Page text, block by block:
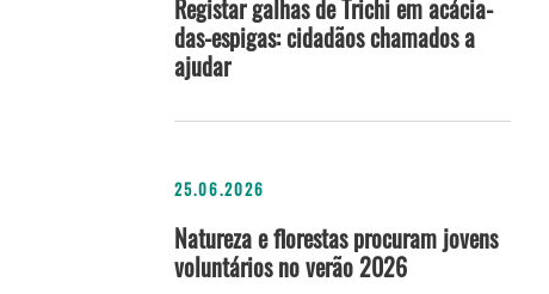
Registar galhas de Trichi em acácia-
das-espigas: cidadãos chamados a
ajudar
25.06.2026
Natureza e florestas procuram jovens
voluntários no verão 2026